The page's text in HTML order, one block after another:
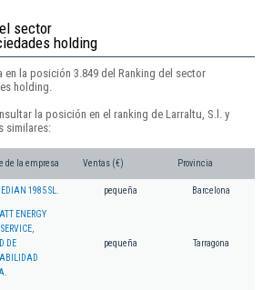
sector
holding
en la posición 3.849 del Ranking del sector
holding.
la posición en el ranking de Larraltu, S.l. y
similares:
de la empresa Ventas (€) Provincia
1985 SL. pequeña Barcelona
ENERGY
DE
pequeña Tarragona